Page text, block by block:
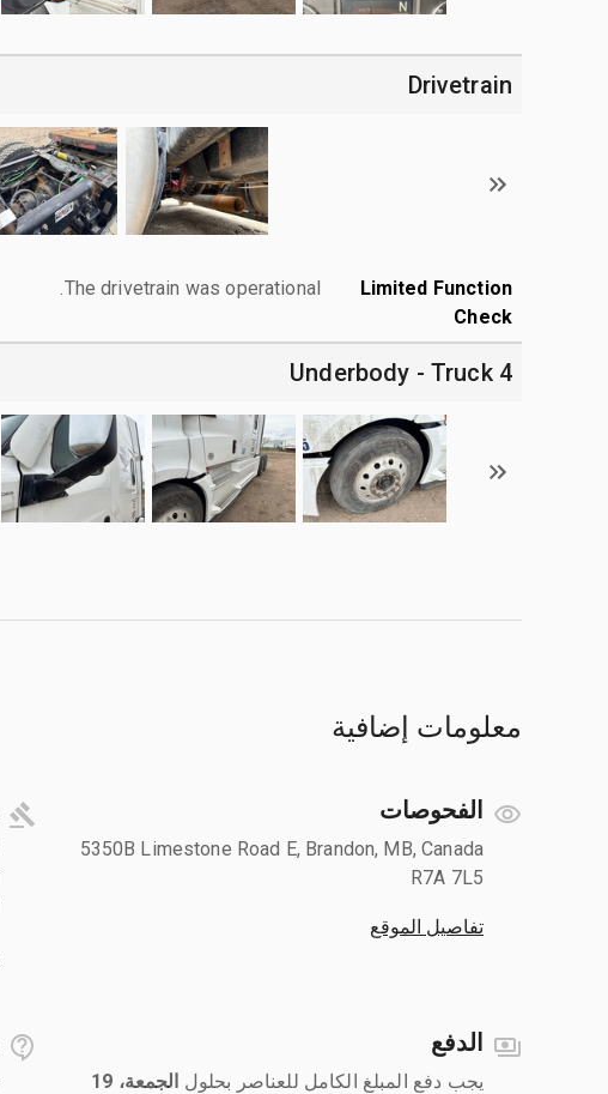
Drivetrain
Limited Function
Check
The drivetrain was operational.
4 Underbody - Truck
معلومات إضافية
الفحوصات
5350B Limestone Road E, Brandon, MB, Canada
R7A 7L5
تفاصيل الموقع
الدفع
يجب دفع المبلغ الكامل للعناصر بحلول ‎
الجمعة، 19